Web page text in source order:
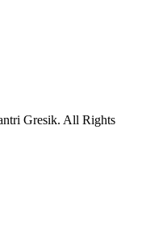
Gresik. All Rights